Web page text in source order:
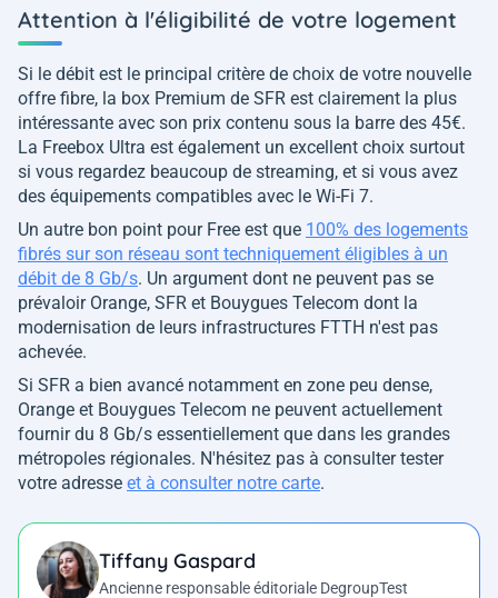
Attention à l'éligibilité de votre logement
Si le débit est le principal critère de choix de votre nouvelle
offre fibre, la box Premium de SFR est clairement la plus
intéressante avec son prix contenu sous la barre des 45€.
La Freebox Ultra est également un excellent choix surtout
si vous regardez beaucoup de streaming, et si vous avez
des équipements compatibles avec le Wi-Fi 7.
Un autre bon point pour Free est que 100% des logements
fibrés sur son réseau sont techniquement éligibles à un
débit de 8 Gb/s. Un argument dont ne peuvent pas se
prévaloir Orange, SFR et Bouygues Telecom dont la
modernisation de leurs infrastructures FTTH n'est pas
achevée.
Si SFR a bien avancé notamment en zone peu dense,
Orange et Bouygues Telecom ne peuvent actuellement
fournir du 8 Gb/s essentiellement que dans les grandes
métropoles régionales. N'hésitez pas à consulter tester
votre adresse et à consulter notre carte.
Tiffany Gaspard
Ancienne responsable éditoriale DegroupTest